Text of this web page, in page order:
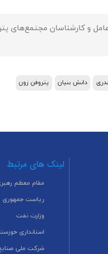
در رویداد فناورانه پتروفن زون۲ و گفت‌و‌گو با
دانش بنیان پتروفن زون
لینک های مرتبط
مقام معظم
ریاست جمهوری
وزارت نفت
استانداری
شرکت ملی